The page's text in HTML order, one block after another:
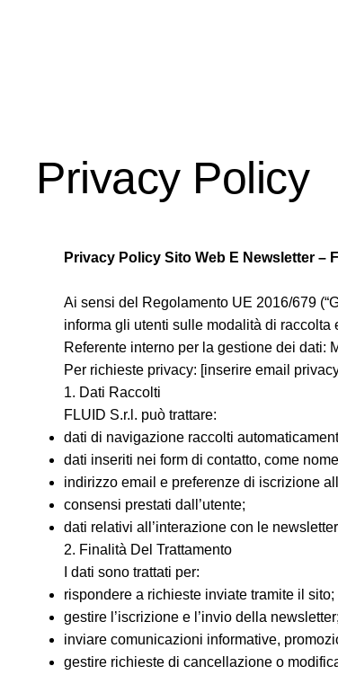
Privacy Policy
Privacy Policy Sito Web E Newsletter –
Ai sensi del Regolamento UE 2016/679
informa gli utenti sulle modalità di
Referente interno per la gestione dei dati:
Per richieste privacy: [inserire email
1. Dati Raccolti
FLUID S.r.l. può trattare:
dati di navigazione raccolti
dati inseriti nei form di contatto, come
indirizzo email e preferenze di iscrizione
consensi prestati dall’utente;
dati relativi all’interazione con le
2. Finalità Del Trattamento
I dati sono trattati per:
rispondere a richieste inviate tramite il sito;
gestire l’iscrizione e l’invio della newsletter;
inviare comunicazioni informative,
gestire richieste di cancellazione o